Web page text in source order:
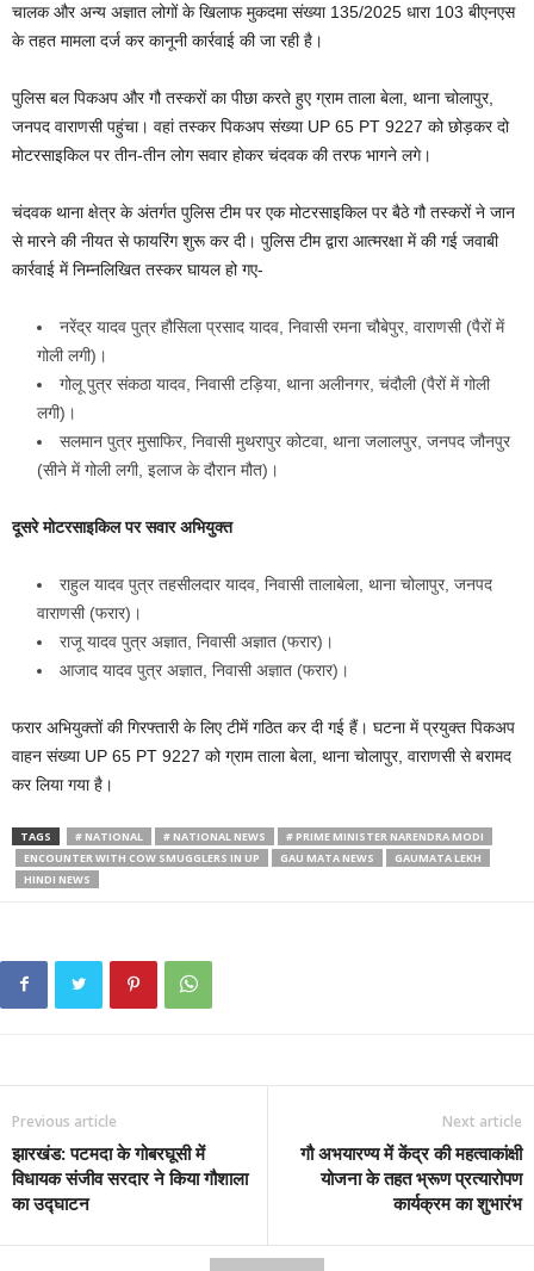
चालक और अन्य अज्ञात लोगों के खिलाफ मुकदमा संख्या 135/2025 धारा 103 बीएनएस
के तहत मामला दर्ज कर कानूनी कार्रवाई की जा रही है।
पुलिस बल पिकअप और गौ तस्करों का पीछा करते हुए ग्राम ताला बेला, थाना चोलापुर,
जनपद वाराणसी पहुंचा। वहां तस्कर पिकअप संख्या UP 65 PT 9227 को छोड़कर दो
मोटरसाइकिल पर तीन-तीन लोग सवार होकर चंदवक की तरफ भागने लगे।
चंदवक थाना क्षेत्र के अंतर्गत पुलिस टीम पर एक मोटरसाइकिल पर बैठे गौ तस्करों ने जान
से मारने की नीयत से फायरिंग शुरू कर दी। पुलिस टीम द्वारा आत्मरक्षा में की गई जवाबी
कार्रवाई में निम्नलिखित तस्कर घायल हो गए-
नरेंद्र यादव पुत्र हौसिला प्रसाद यादव, निवासी रमना चौबेपुर, वाराणसी (पैरों में
गोली लगी)।
गोलू पुत्र संकठा यादव, निवासी टड़िया, थाना अलीनगर, चंदौली (पैरों में गोली
लगी)।
सलमान पुत्र मुसाफिर, निवासी मुथरापुर कोटवा, थाना जलालपुर, जनपद जौनपुर
(सीने में गोली लगी, इलाज के दौरान मौत)।
दूसरे मोटरसाइकिल पर सवार अभियुक्त
राहुल यादव पुत्र तहसीलदार यादव, निवासी तालाबेला, थाना चोलापुर, जनपद
वाराणसी (फरार)।
राजू यादव पुत्र अज्ञात, निवासी अज्ञात (फरार)।
आजाद यादव पुत्र अज्ञात, निवासी अज्ञात (फरार)।
फरार अभियुक्तों की गिरफ्तारी के लिए टीमें गठित कर दी गई हैं। घटना में प्रयुक्त पिकअप
वाहन संख्या UP 65 PT 9227 को ग्राम ताला बेला, थाना चोलापुर, वाराणसी से बरामद
कर लिया गया है।
TAGS # NATIONAL # NATIONAL NEWS
# PRIME MINISTER NARENDRA MODI
ENCOUNTER WITH COW SMUGGLERS IN UP
GAU MATA NEWS
GAUMATA LEKH
HINDI NEWS
Previous article
झारखंड: पटमदा के गोबरघूसी में
विधायक संजीव सरदार ने किया गौशाला
का उद्घाटन
Next article
गौ अभयारण्य में केंद्र की महत्वाकांक्षी
योजना के तहत भ्रूण प्रत्यारोपण
कार्यक्रम का शुभारंभ